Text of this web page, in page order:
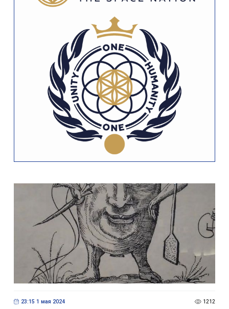
23:15 1 мая 2024 1212